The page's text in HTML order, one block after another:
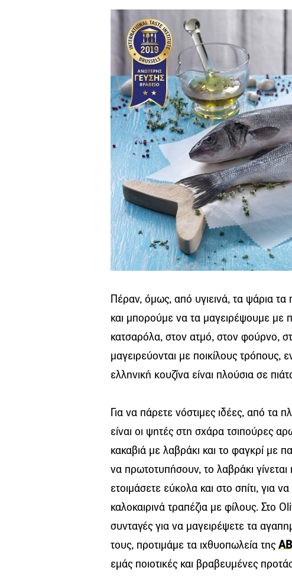
Πέραν, όμως, από υγιεινά, τα ψάρια τα
και μπορούμε να τα μαγειρέψουμε με
κατσαρόλα, στον ατμό, στον φούρνο,
μαγειρεύονται με ποικίλους
ελληνική κουζίνα είναι πλούσια σε
Για να πάρετε νόστιμες ιδέες, από τα
είναι οι ψητές στη σχάρα τσιπούρες
κακαβιά με λαβράκι και το φαγκρί με
να πρωτοτυπήσουν, το λαβράκι γίνεται
ετοιμάσετε εύκολα και στο σπίτι, για
καλοκαιρινά τραπέζια με φίλους. Στο
συνταγές για να μαγειρέψετε τα
τους, προτιμάμε τα ιχθυοπωλεία της
εμάς ποιοτικές και βραβευμένες